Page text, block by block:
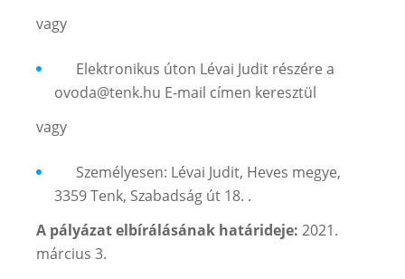
vagy
Elektronikus úton Lévai Judit részére a
ovoda@tenk.hu E-mail címen keresztül
vagy
Személyesen: Lévai Judit, Heves megye,
3359 Tenk, Szabadság út 18. .
A pályázat elbírálásának határideje: 2021.
március 3.